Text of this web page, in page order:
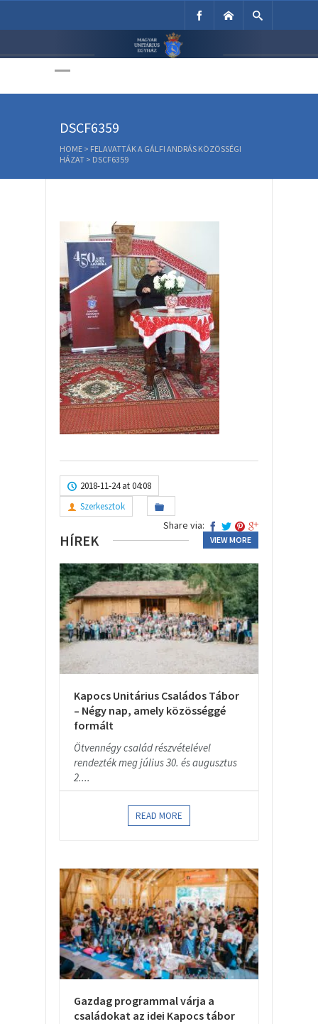
Unitárius Egyház
DSCF6359
HOME > FELAVATTÁK A GÁLFI ANDRÁS KÖZÖSSÉGI
HÁZAT > DSCF6359
2018-11-24 at 04:08
Szerkesztok
Share via:
HÍREK VIEW MORE
Kapocs Unitárius Családos Tábor
– Négy nap, amely közösséggé
formált
Ötvennégy család részvételével
rendezték meg július 30. és augusztus
2....
READ MORE
Gazdag programmal várja a
családokat az idei Kapocs tábor